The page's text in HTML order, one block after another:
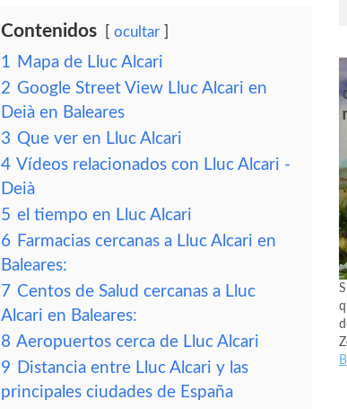
Contenidos ocultar
1 Mapa de Lluc Alcari
2 Google Street View Lluc Alcari en
Deià en Baleares
3 Que ver en Lluc Alcari
4 Vídeos relacionados con Lluc Alcari -
Deià
5 el tiempo en Lluc Alcari
6 Farmacias cercanas a Lluc Alcari en
Baleares:
7 Centos de Salud cercanas a Lluc
Alcari en Baleares:
8 Aeropuertos cerca de Lluc Alcari
9 Distancia entre Lluc Alcari y las
principales ciudades de España